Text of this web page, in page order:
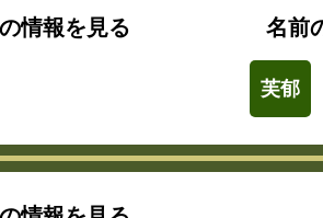
情報を見る 名前
芙郁